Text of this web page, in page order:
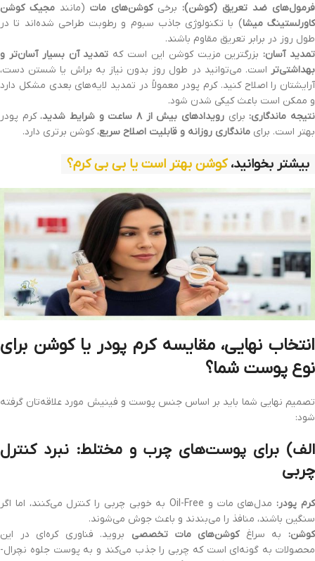
فرمول‌های ضد تعریق (کوشن): برخیکوشن‌های مات (مانند مجیک کوشن
کاورلستینگ میشا) با تکنولوژی جاذب سبوم و رطوبت طراحی شده‌اند تا در
طول روز در برابر تعریق مقاوم باشند.
تمدید آسان: بزرگترین مزیت کوشن این است که تمدید آن بسیار آسان‌تر و
بهداشتی‌تر است. می‌توانید در طول روز بدون نیاز به براش یا شستن دست،
آرایشتان را اصلاح کنید. کرم پودر معمولاً در تمدید لایه‌های بعدی مشکل دارد
و ممکن است باعث کیکی شدن شود.
نتیجه ماندگاری: برای رویدادهای بیش از ۸ ساعت و شرایط شدید
، کرم پودر
بهتر است. برای ماندگاری روزانه و قابلیت اصلاح سریع، کوشن برتری دارد.
بیشتر بخوانید،کوشن بهتر است یا بی بی کرم؟
انتخاب نهایی، مقایسه کرم پودر یا کوشن برای
نوع پوست شما؟
تصمیم نهایی شما باید بر اساس جنس پوست و فینیش مورد علاقه‌تان گرفته
شود:
الف) برای پوست‌های چرب و مختلط: نبرد کنترل
چربی
کرم پودر:
مدل‌های مات و Oil-Free به خوبی چربی را کنترل می‌کنند، اما اگر
سنگین باشند، منافذ را می‌بندند و باعث جوش می‌شوند.
کوشن: به سراغکوشن‌های مات تخصصی بروید. فناوری کره‌ای در این
محصولات به گونه‌ای است که چربی را جذب می‌کند و به پوست جلوه نچرال-